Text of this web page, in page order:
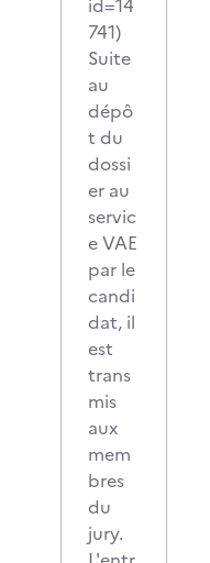
id=14
741)
Suite
au
dépô
t du
dossi
er au
servic
e VAE
par le
candi
dat, il
est
trans
mis
aux
mem
bres
du
jury.